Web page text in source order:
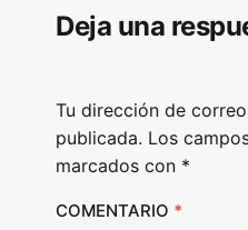
Deja una
Tu dirección de
publicada. Los
marcados con *
COMENTARIO *